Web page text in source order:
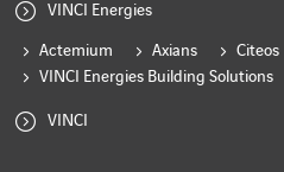
VINCI Energies
Actemium Axians Citeos
VINCI Energies Building Solutions
VINCI